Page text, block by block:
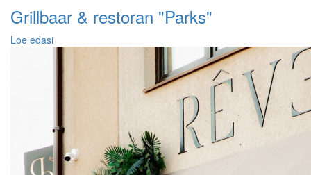
Grillbaar & restoran "Parks"
Loe edasi